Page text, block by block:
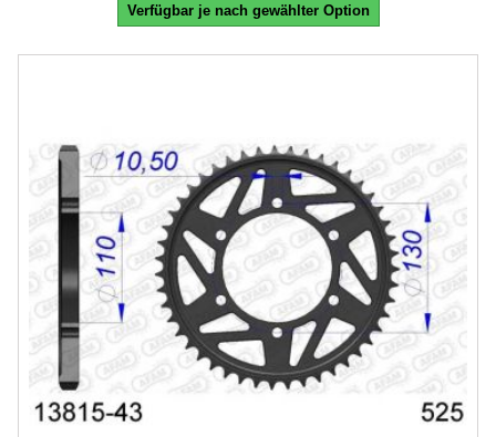
Verfügbar je nach gewählter Option